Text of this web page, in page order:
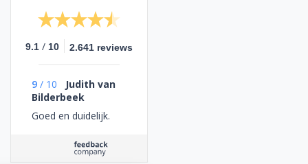
9.1 / 10 2.641 reviews
9 / 10
Judith van
Bilderbeek
Goed en duidelijk.